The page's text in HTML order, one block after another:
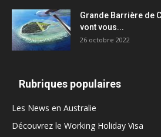
Grande Barrière de
vont vous...
26 octobre 2022
Rubriques populaires
Les News en Australie
Découvrez le Working Holiday Visa